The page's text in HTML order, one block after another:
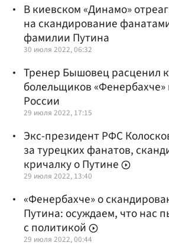
В киевском «Динамо»
на скандирование
фамилии Путина
30 июля 2022, 06:32
Тренер Бышовец расценил
болельщиков
России
29 июля 2022, 17:15
Экс-президент РФС
за турецких фанатов,
кричалку о Путине
29 июля 2022, 13:40
«Фенербахче» о
Путина: осуждаем, что нас
с политикой
29 июля 2022, 00:44